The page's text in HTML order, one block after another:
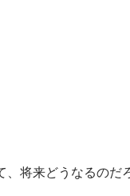
、将来どうなるの